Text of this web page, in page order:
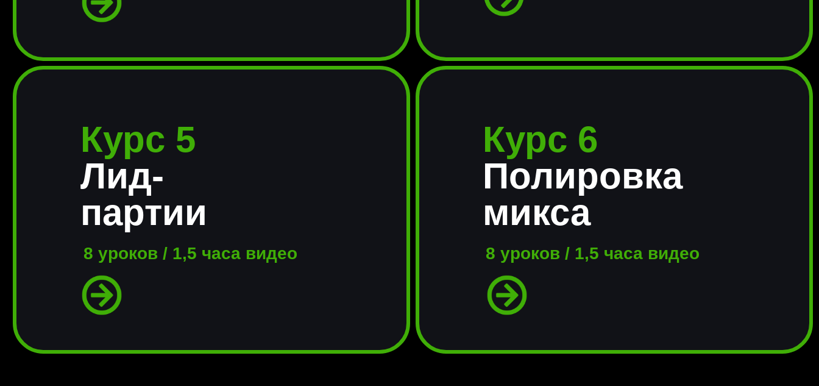
8 уроков / 1,5 часа видео
Курс 5
Лид-
партии
Курс 6
Полировка
микса
8 уроков / 1,5 часа видео